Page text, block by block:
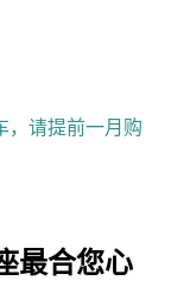
，请提前一月购
最合您心